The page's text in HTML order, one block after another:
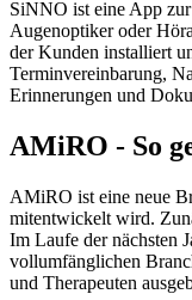
SiNNO ist eine App
Augenoptiker oder
der Kunden installiert
Terminvereinbarung,
Erinnerungen und
AMiRO - So
AMiRO ist eine neue
mitentwickelt wird.
Im Laufe der nächsten
vollumfänglichen
und Therapeuten